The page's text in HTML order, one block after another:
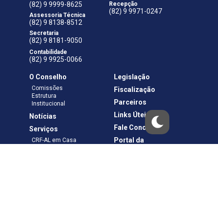
(82) 9 9999-8625
Assessoria Técnica
(82) 9 8138-8512
Secretaria
(82) 9 8181-9050
Contabilidade
(82) 9 9925-0066
Recepção
(82) 9 9971-0247
O Conselho
Comissões
Estrutura
Institucional
Notícias
Serviços
CRF-AL em Casa
Legislação
Fiscalização
Parceiros
Links Úteis
Fale Conosco
Portal da